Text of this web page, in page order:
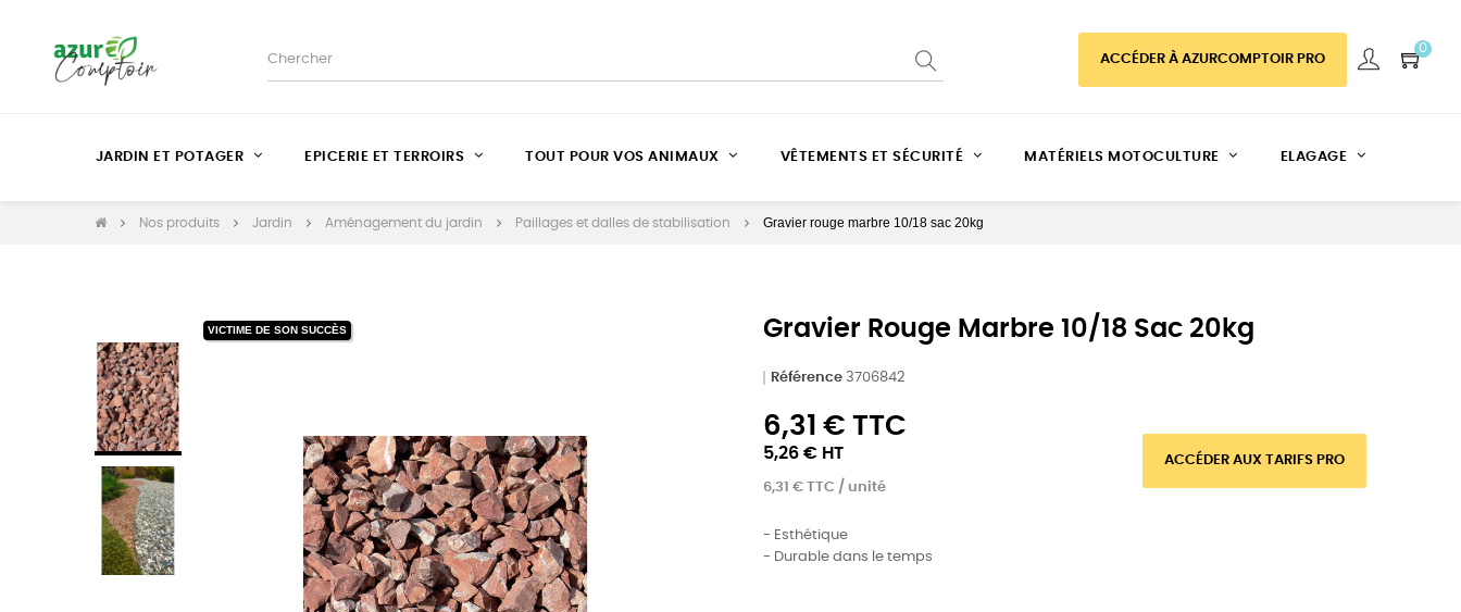
ACCÉDER À AZURCOMPTOIR PRO
0
JARDIN ET POTAGER EPICERIE ET TERROIRS TOUT POUR VOS ANIMAUX VÊTEMENTS ET SÉCURITÉ MATÉRIELS MOTOCULTURE ELAGAGE
Nos produits Jardin Aménagement du jardin Paillages et dalles de stabilisation Gravier rouge marbre 10/18 sac 20kg
VICTIME DE SON SUCCÈS Gravier Rouge Marbre 10/18 Sac 20kg
Référence 3706842
6,31 € TTC
5,26 € HT
6,31 € TTC / unité
ACCÉDER AUX TARIFS PRO
- Esthétique
- Durable dans le temps